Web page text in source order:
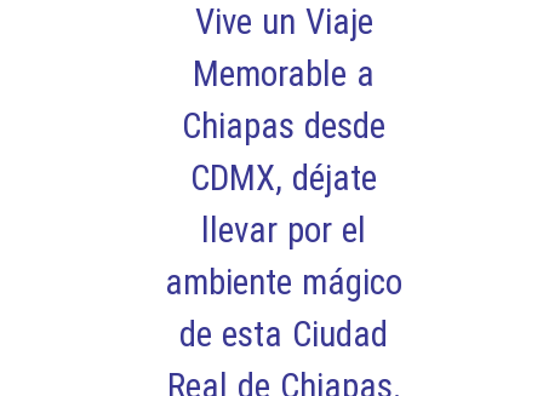
Vive un Viaje
Memorable a
Chiapas desde
CDMX, déjate
llevar por el
ambiente mágico
de esta Ciudad
Real de Chiapas.